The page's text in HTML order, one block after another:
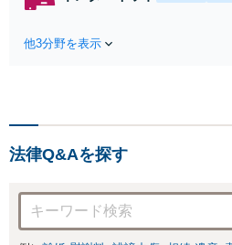
他3分野を表示
法律Q&Aを探す